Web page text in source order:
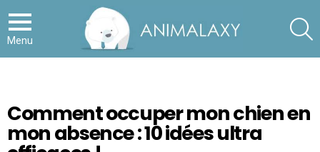
Menu
Comment occuper mon chien en
mon absence : 10 idées ultra